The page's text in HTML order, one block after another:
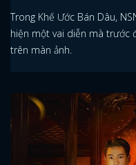
Trong Khế Ước Bán Dâu,
hiện một vai diễn mà trước
trên màn ảnh.